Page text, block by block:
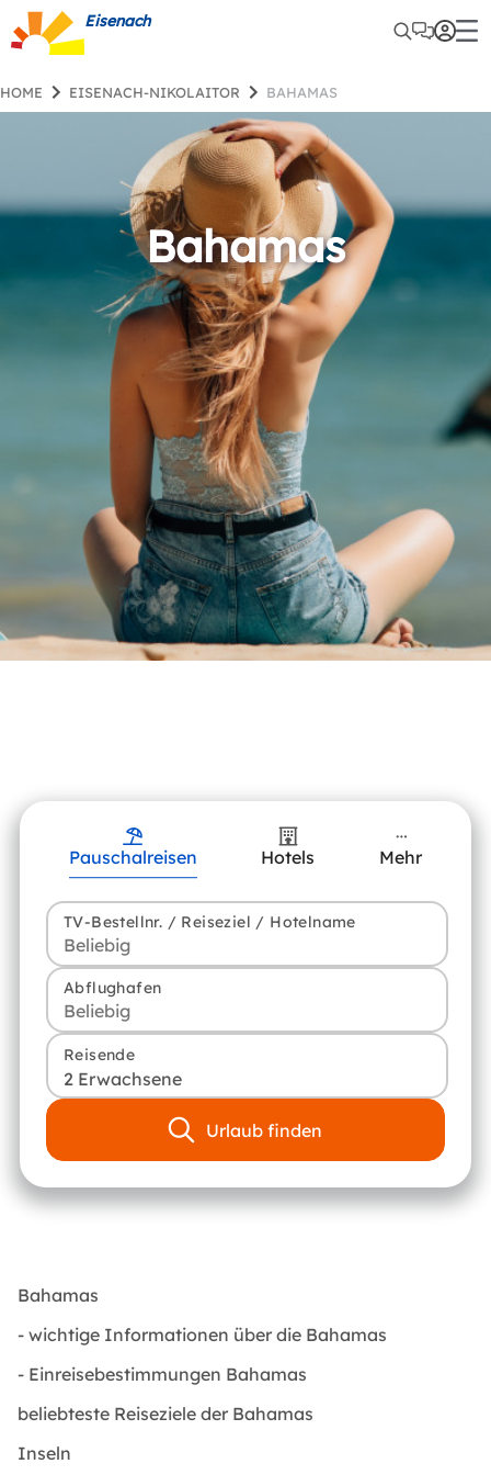
Eisenach
HOME EISENACH-NIKOLAITOR BAHAMAS
Bahamas
Pauschalreisen Hotels Mehr
TV-Bestellnr. / Reiseziel / Hotelname
Abflughafen
Reisende
2 Erwachsene
Urlaub finden
Bahamas
- wichtige Informationen über die Bahamas
- Einreisebestimmungen Bahamas
beliebteste Reiseziele der Bahamas
Inseln